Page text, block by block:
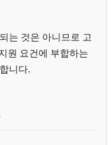
는 것은 아니므로 고
원 요건에 부합하는
니다.